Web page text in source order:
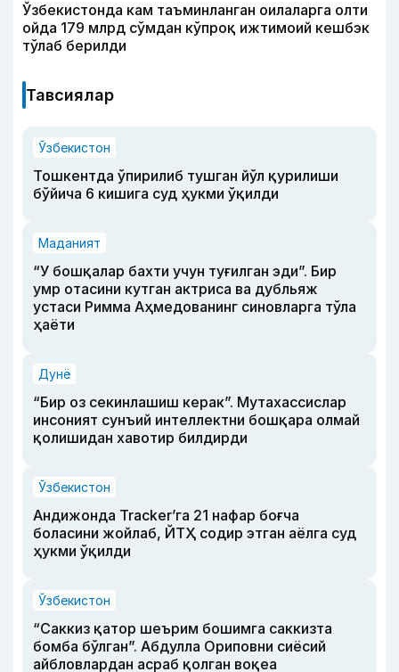
Ўзбекистонда кам таъминланган оилаларга олти
ойда 179 млрд сўмдан кўпроқ ижтимоий кешбэк
тўлаб берилди
Тавсиялар
Ўзбекистон
Тошкентда ўпирилиб тушган йўл қурилиши
бўйича 6 кишига суд ҳукми ўқилди
Маданият
“У бошқалар бахти учун туғилган эди”. Бир
умр отасини кутган актриса ва дубльяж
устаси Римма Аҳмедованинг синовларга тўла
ҳаёти
Дунё
“Бир оз секинлашиш керак”. Мутахассислар
инсоният сунъий интеллектни бошқара олмай
қолишидан хавотир билдирди
Ўзбекистон
Андижонда Tracker’га 21 нафар боғча
боласини жойлаб, ЙТҲ содир этган аёлга суд
ҳукми ўқилди
Ўзбекистон
“Саккиз қатор шеърим бошимга саккизта
бомба бўлган”. Абдулла Ориповни сиёсий
айбловлардан асраб қолган воқеа